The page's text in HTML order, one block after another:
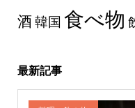
酒韓国 食べ物
最新記事